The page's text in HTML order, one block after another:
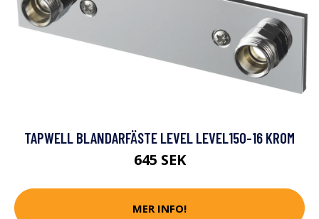
TAPWELL BLANDARFÄSTE LEVEL LEVEL150-16 KROM
645 SEK
MER INFO!